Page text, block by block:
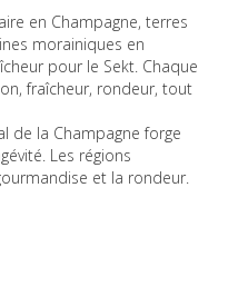
en Champagne, terres
morainiques en
pour le Sekt. Chaque
fraîcheur, rondeur, tout
de la Champagne forge
Les régions
et la rondeur.